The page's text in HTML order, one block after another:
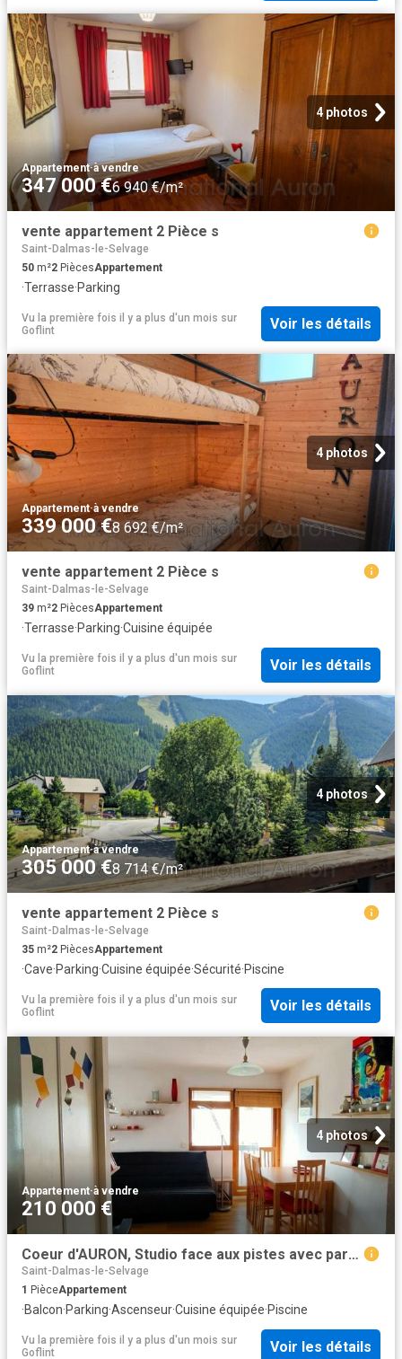
4 photos
Appartement·à vendre
347 000 €6 940 €/m²
vente appartement 2 Pièce s
Saint-Dalmas-le-Selvage
50 m²2 PiècesAppartement
·Terrasse·Parking
Vu la première fois il y a plus d'un mois sur
Goflint
Voir les détails
4 photos
Appartement·à vendre
339 000 €8 692 €/m²
vente appartement 2 Pièce s
Saint-Dalmas-le-Selvage
39 m²2 PiècesAppartement
·Terrasse·Parking·Cuisine équipée
Vu la première fois il y a plus d'un mois sur
Goflint
Voir les détails
4 photos
Appartement·à vendre
305 000 €8 714 €/m²
vente appartement 2 Pièce s
Saint-Dalmas-le-Selvage
35 m²2 PiècesAppartement
·Cave·Parking·Cuisine équipée·Sécurité·Piscine
Vu la première fois il y a plus d'un mois sur
Goflint
Voir les détails
4 photos
Appartement·à vendre
210 000 €
Coeur d'AURON, Studio face aux pistes avec parking privatif
Saint-Dalmas-le-Selvage
1 PièceAppartement
·Balcon·Parking·Ascenseur·Cuisine équipée·Piscine
Vu la première fois il y a plus d'un mois sur
Goflint
Voir les détails